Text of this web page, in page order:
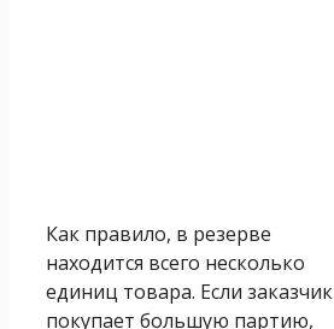
Как правило, в резерве
находится всего несколько
единиц товара. Если заказчик
покупает большую партию,